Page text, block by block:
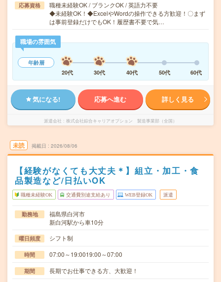
応募資格
職種未経験OK / ブランクOK / 英語力不要
◆未経験OK！◆ExcelやWordの操作できる方歓迎！〇まず
は事前登録だけでもOK！履歴書不要で気…
職場の雰囲気
年齢層
20代
30代 40代 50代 60代
気になる! 応募へ進む 詳しく見る
派遣会社 株式会社綜合キャリアオプション 製造事業部（全国）
未読 掲載日 2026/08/06
【経験がなくても大丈夫＊】組立・加工・食
品製造など/日払いOK
職種未経験OK 交通費別途支給あり WEB登録OK 派遣
勤務地
福島県白河市
新白河駅から車10分
曜日頻度 シフト制
時間 07:00～19:0019:00～07:00
期間 長期でお仕事できる方、大歓迎！